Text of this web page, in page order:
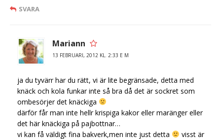
SVARA
Mariann
13 FEBRUARI, 2012 KL. 2:33 E M
ja du tyvärr har du rätt, vi är lite begränsade, detta med
knäck och kola funkar inte så bra då det är sockret som
ombesörjer det knäckiga
därför får man inte hellr krispiga kakor eller maränger eller
det här knäckiga på pajbottnar…
vi kan få väldigt fina bakverk,men inte just detta
visst är